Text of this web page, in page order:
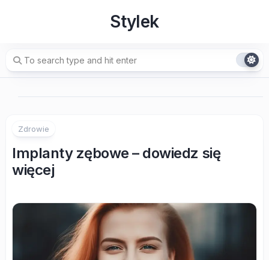
Stylek
Zdrowie
Implanty zębowe – dowiedz się
więcej